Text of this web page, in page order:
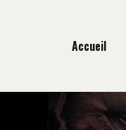
Accueil